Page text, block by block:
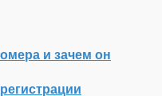
и зачем он